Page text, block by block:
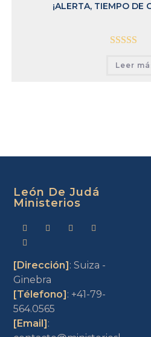
¡ALERTA, TIEMPO DE
5.00 de
Leer
León De Judá
Ministerios
[Dirección]: Suiza -
Ginebra
[Télefono]: +41-79-
564.0565
[Email]: